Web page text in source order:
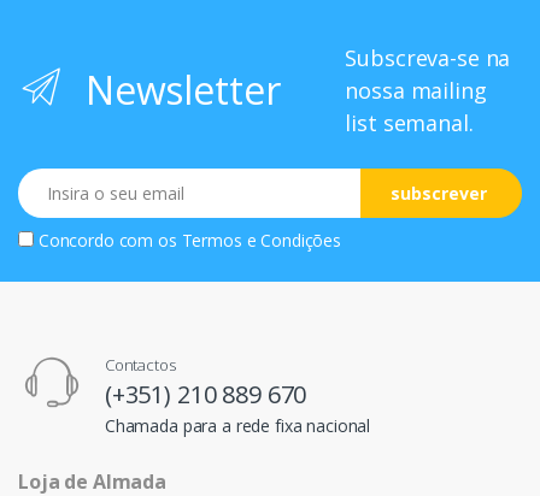
Newsletter
Subscreva-se na
nossa mailing
list semanal.
Email
subscrever
Concordo com os Termos e Condições
Contactos
(+351) 210 889 670
Chamada para a rede fixa nacional
Loja de Almada